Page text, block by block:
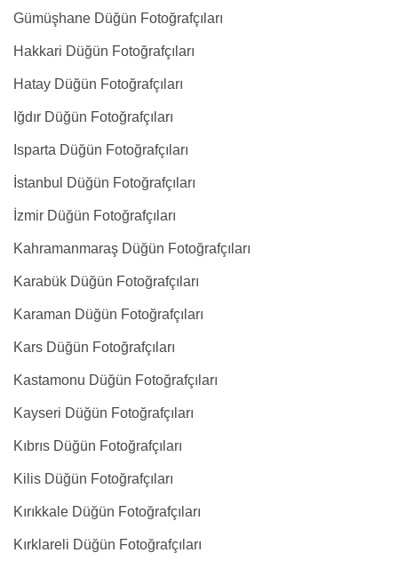
Gümüşhane Düğün Fotoğrafçıları
Hakkari Düğün Fotoğrafçıları
Hatay Düğün Fotoğrafçıları
Iğdır Düğün Fotoğrafçıları
Isparta Düğün Fotoğrafçıları
İstanbul Düğün Fotoğrafçıları
İzmir Düğün Fotoğrafçıları
Kahramanmaraş Düğün Fotoğrafçıları
Karabük Düğün Fotoğrafçıları
Karaman Düğün Fotoğrafçıları
Kars Düğün Fotoğrafçıları
Kastamonu Düğün Fotoğrafçıları
Kayseri Düğün Fotoğrafçıları
Kıbrıs Düğün Fotoğrafçıları
Kilis Düğün Fotoğrafçıları
Kırıkkale Düğün Fotoğrafçıları
Kırklareli Düğün Fotoğrafçıları